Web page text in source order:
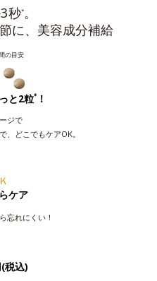
秒*。
に、美容成分補給
の目安
と2粒* ！
ジで
、どこでもケアOK。
ケア
忘れにくい！
税込)